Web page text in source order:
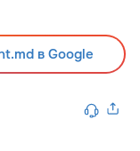
в Google